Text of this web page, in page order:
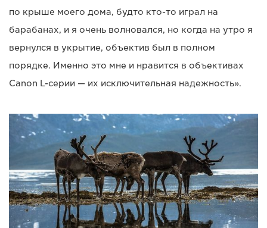
по крыше моего дома, будто кто-то играл на
барабанах, и я очень волновался, но когда на утро я
вернулся в укрытие, объектив был в полном
порядке. Именно это мне и нравится в объективах
Canon L-серии — их исключительная надежность».